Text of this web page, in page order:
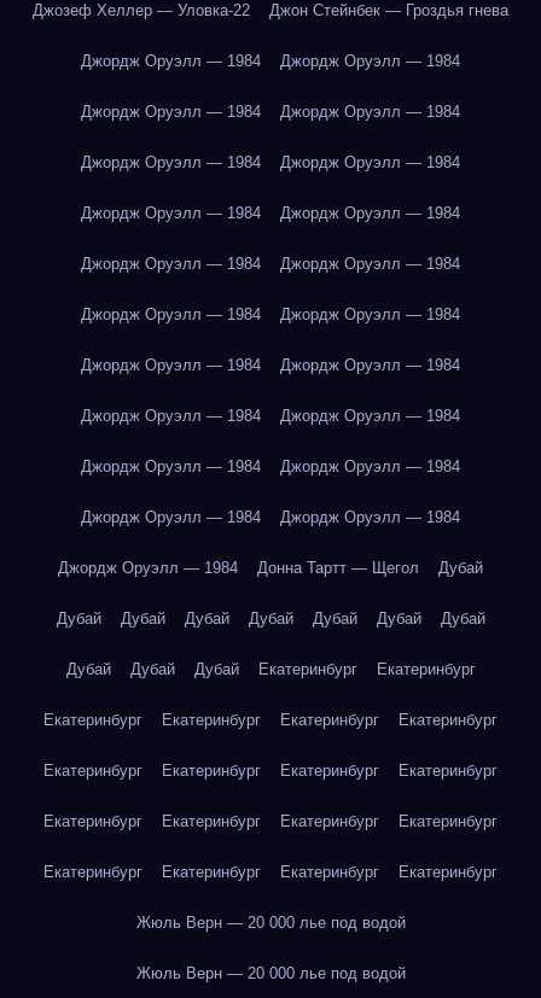
Джозеф Хеллер — Уловка-22 Джон Стейнбек — Гроздья гнева
Джордж Оруэлл — 1984 Джордж Оруэлл — 1984
Джордж Оруэлл — 1984 Джордж Оруэлл — 1984
Джордж Оруэлл — 1984 Джордж Оруэлл — 1984
Джордж Оруэлл — 1984 Джордж Оруэлл — 1984
Джордж Оруэлл — 1984 Джордж Оруэлл — 1984
Джордж Оруэлл — 1984 Джордж Оруэлл — 1984
Джордж Оруэлл — 1984 Джордж Оруэлл — 1984
Джордж Оруэлл — 1984 Джордж Оруэлл — 1984
Джордж Оруэлл — 1984 Джордж Оруэлл — 1984
Джордж Оруэлл — 1984 Джордж Оруэлл — 1984
Джордж Оруэлл — 1984 Донна Тартт — Щегол Дубай
Дубай Дубай Дубай Дубай Дубай Дубай Дубай
Дубай Дубай Дубай Екатеринбург Екатеринбург
Екатеринбург Екатеринбург Екатеринбург Екатеринбург
Екатеринбург Екатеринбург Екатеринбург Екатеринбург
Екатеринбург Екатеринбург Екатеринбург Екатеринбург
Екатеринбург Екатеринбург Екатеринбург Екатеринбург
Жюль Верн — 20 000 лье под водой
Жюль Верн — 20 000 лье под водой